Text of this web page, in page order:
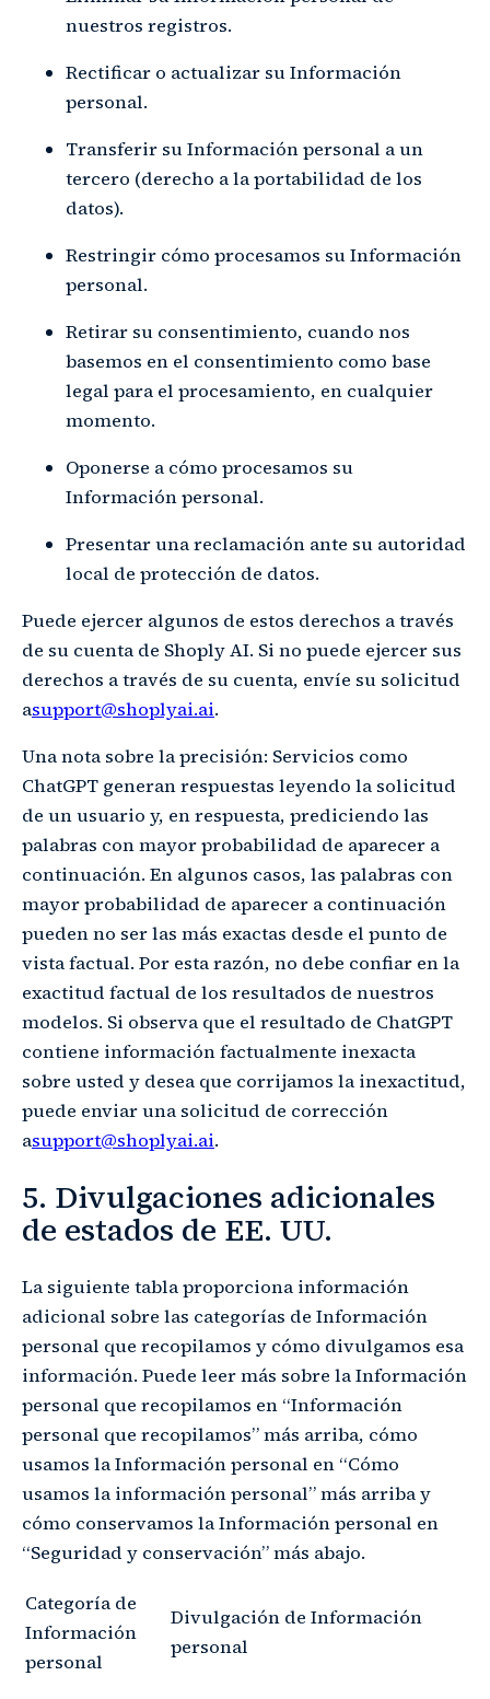
nuestros registros.
Rectificar o actualizar su Información
personal.
Transferir su Información personal a un
tercero (derecho a la portabilidad de los
datos).
Restringir cómo procesamos su Información
personal.
Retirar su consentimiento, cuando nos
basemos en el consentimiento como base
legal para el procesamiento, en cualquier
momento.
Oponerse a cómo procesamos su
Información personal.
Presentar una reclamación ante su autoridad
local de protección de datos.
Puede ejercer algunos de estos derechos a través
de su cuenta de Shoply AI. Si no puede ejercer sus
derechos a través de su cuenta, envíe su solicitud
asupport@shoplyai.ai.
Una nota sobre la precisión: Servicios como
ChatGPT generan respuestas leyendo la solicitud
de un usuario y, en respuesta, prediciendo las
palabras con mayor probabilidad de aparecer a
continuación. En algunos casos, las palabras con
mayor probabilidad de aparecer a continuación
pueden no ser las más exactas desde el punto de
vista factual. Por esta razón, no debe confiar en la
exactitud factual de los resultados de nuestros
modelos. Si observa que el resultado de ChatGPT
contiene información factualmente inexacta
sobre usted y desea que corrijamos la inexactitud,
puede enviar una solicitud de corrección
asupport@shoplyai.ai.
5. Divulgaciones adicionales
de estados de EE. UU.
La siguiente tabla proporciona información
adicional sobre las categorías de Información
personal que recopilamos y cómo divulgamos esa
información. Puede leer más sobre la Información
personal que recopilamos en “Información
personal que recopilamos” más arriba, cómo
usamos la Información personal en “Cómo
usamos la información personal” más arriba y
cómo conservamos la Información personal en
“Seguridad y conservación” más abajo.
Categoría de
Información
personal
Divulgación de Información
personal